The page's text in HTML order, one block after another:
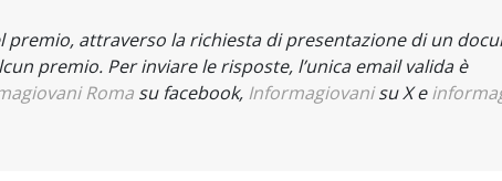
premio, attraverso la richiesta di presentazione di un
premio. Per inviare le risposte, l’unica email valida è
Roma sufacebook, Informagiovanisu X e